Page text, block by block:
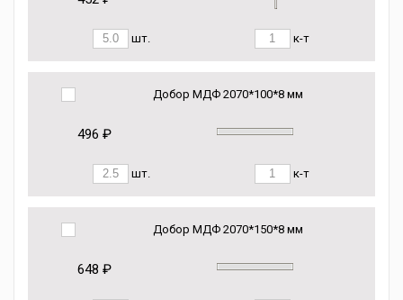
шт. к-т
Добор МДФ 2070*100*8 мм
496 ₽
шт. к-т
Добор МДФ 2070*150*8 мм
648 ₽